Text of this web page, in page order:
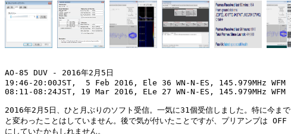
AO-85 DUV - 2016年2月5日
19:46-20:00JST,  5 Feb 2016, Ele 36 WN-N-ES, 145.979MHz WFM
08:11-08:24JST, 19 Mar 2016, ELe 27 WN-N-ES, 145.979MHz WFM
2016年2月5日、ひと月ぶりのソフト受信。一気に31個受信しました。特に今まで
と変わったことはしていません。後で気が付いたことですが、プリアンプは OFF
にしていたかもしれません。